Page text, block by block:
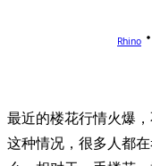
Rhino
最近的楼花行情火爆
这种情况，很多人都